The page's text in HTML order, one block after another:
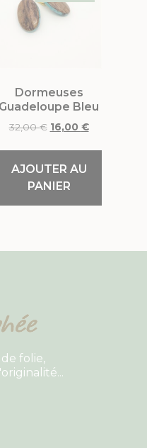
Dormeuses
Guadeloupe Bleu
32,00€ 16,00 €
AJOUTER AU
PANIER
folie,